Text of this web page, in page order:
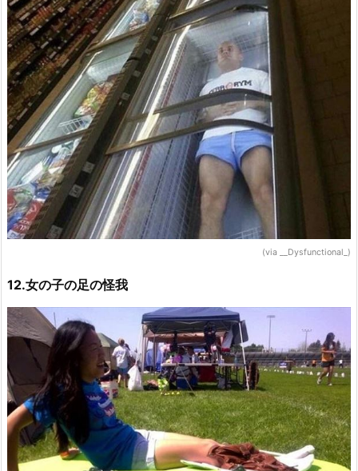
(via __Dysfunctional_)
12.女の子の足の怪我